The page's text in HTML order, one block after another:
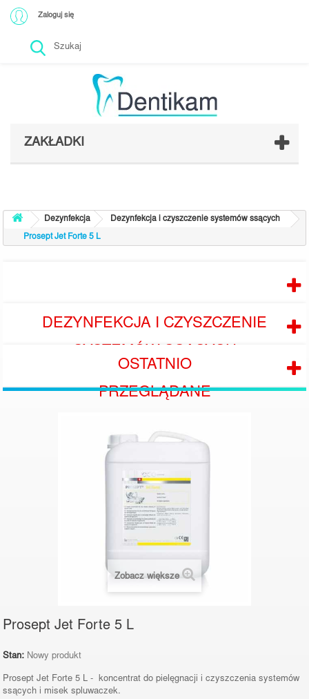
Zaloguj się
ZAKŁADKI
Dezynfekcja Dezynfekcja i czyszczenie systemów ssących
Prosept Jet Forte 5 L
DEZYNFEKCJA I CZYSZCZENIE
OSTATNIO
PRZEGLĄDANE
Zobacz większe
Prosept Jet Forte 5 L
Stan: Nowy produkt
Prosept Jet Forte 5 L -
koncentrat do pielęgnacji i czyszczenia systemów
ssących i misek spluwaczek.